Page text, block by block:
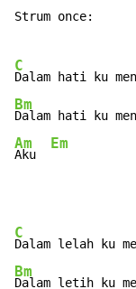
Strum once:
C
Bm
Am
Aku
Em
C
Bm